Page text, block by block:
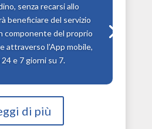
senza recarsi allo
beneficiare del servizio
componente del proprio
attraverso l’App mobile,
e 7 giorni su 7.
di più